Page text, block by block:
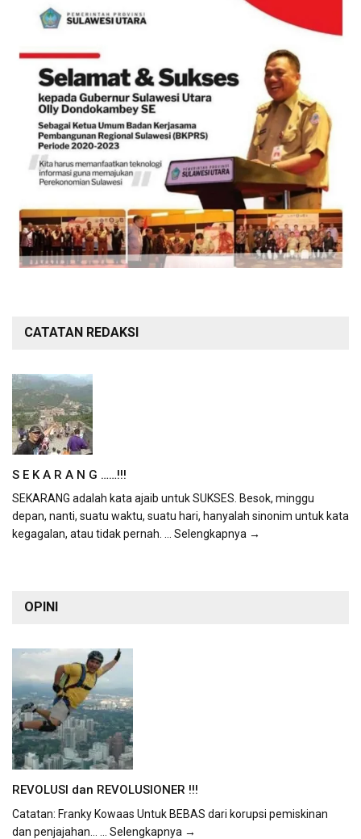
CATATAN REDAKSI
S E K A R A N G ……!!!
SEKARANG adalah kata ajaib untuk SUKSES. Besok, minggu
depan, nanti, suatu waktu, suatu hari, hanyalah sinonim untuk kata
kegagalan, atau tidak pernah. ... Selengkapnya →
OPINI
REVOLUSI dan REVOLUSIONER !!!
Catatan: Franky Kowaas Untuk BEBAS dari korupsi pemiskinan
dan penjajahan...
... Selengkapnya →